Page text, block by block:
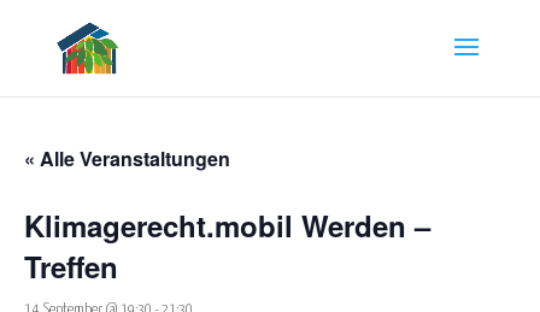
« Alle Veranstaltungen
Klimagerecht.mobil Werden –
Treffen